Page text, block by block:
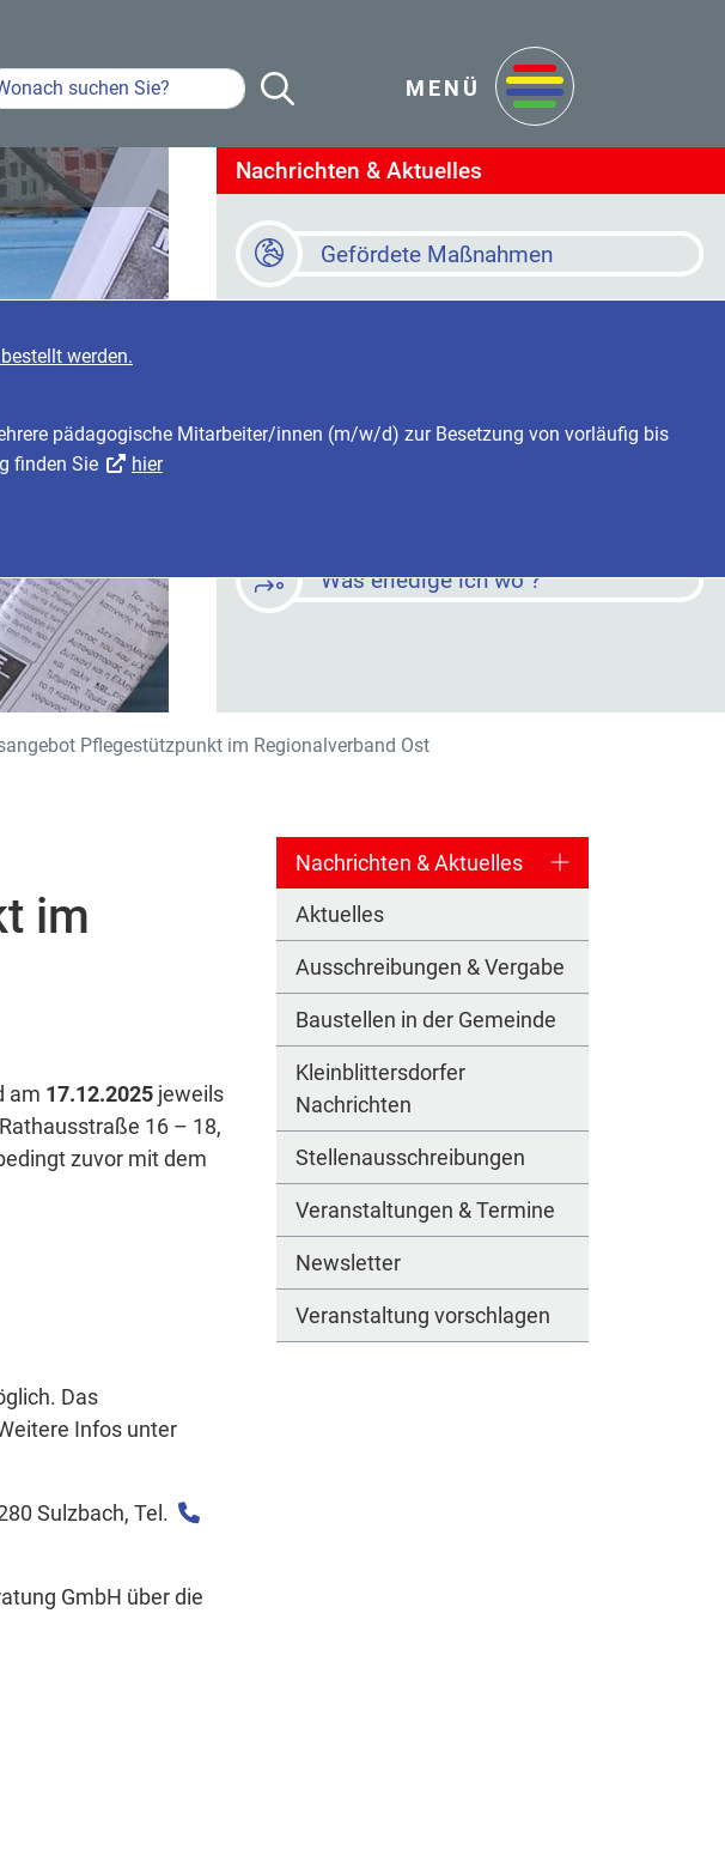
werden.
pädagogische Mitarbeiter/innen (m/w/d) zur Besetzung von vorläufig bis
finden Sie
hier
Suchbegriff eingeben Suche Starten
MENÜ
Nachrichten & Aktuelles
Gefördete Maßnahmen
Was erledige ich wo ?
Pflegestützpunkt im Regionalverband Ost
Nachrichten & Aktuelles
Aktuelles
Ausschreibungen & Vergabe
Baustellen in der Gemeinde
Kleinblittersdorfer
Nachrichten
Stellenausschreibungen
Veranstaltungen & Termine
Newsletter
Veranstaltung vorschlagen
im
am 17.12.2025 jeweils
16 – 18,
zuvor mit dem
Das
Infos unter
Sulzbach, Tel.
GmbH über die